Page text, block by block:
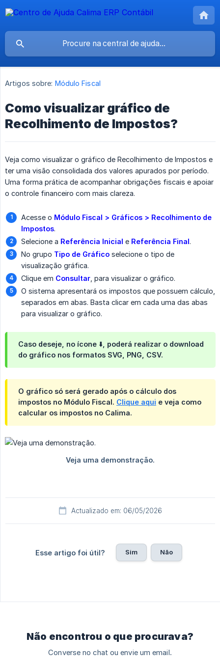
Artigos sobre: Módulo Fiscal
Como visualizar gráfico de
Recolhimento de Impostos?
Veja como visualizar o gráfico de Recolhimento de Impostos e
ter uma visão consolidada dos valores apurados por período.
Uma forma prática de acompanhar obrigações fiscais e apoiar
o controle financeiro com mais clareza.
Acesse o Módulo Fiscal > Gráficos > Recolhimento de
Impostos.
Selecione a Referência Inicial e Referência Final.
No grupo Tipo de Gráfico selecione o tipo de
visualização gráfica.
Clique em Consultar , para visualizar o gráfico.
O sistema apresentará os impostos que possuem cálculo,
separados em abas. Basta clicar em cada uma das abas
para visualizar o gráfico.
Caso deseje, no ícone ⬇️, poderá realizar o download
do gráfico nos formatos SVG, PNG, CSV.
O gráfico só será gerado após o cálculo dos
impostos no Módulo Fiscal. Clique aqui e veja como
calcular os impostos no Calima.
Actualizado em: 06/05/2026
Esse artigo foi útil? Sim Não
Não encontrou o que procurava?
Converse no chat ou envie um email.